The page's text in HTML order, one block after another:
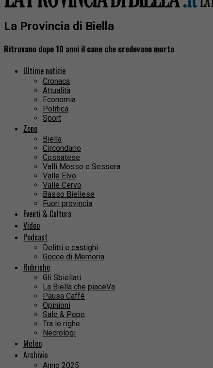
La Provincia di Biella
Ritrovano dopo 10 anni il cane che credevano morto
Ultime notizie
Cronaca
Attualità
Economia
Politica
Sport
Zone
Biella
Circondario
Cossatese
Valli Mosso e Sessera
Valle Elvo
Valle Cervo
Basso Biellese
Fuori provincia
Eventi & Cultura
Video
Podcast
Delitti e castighi
Gocce di Memoria
Rubriche
Gli Sbiellati
La Biella che piaceVa
Pausa Caffè
Opinioni
Sale & Pepe
Tra le righe
Necrologi
Meteo
Archivio
Anno 2025